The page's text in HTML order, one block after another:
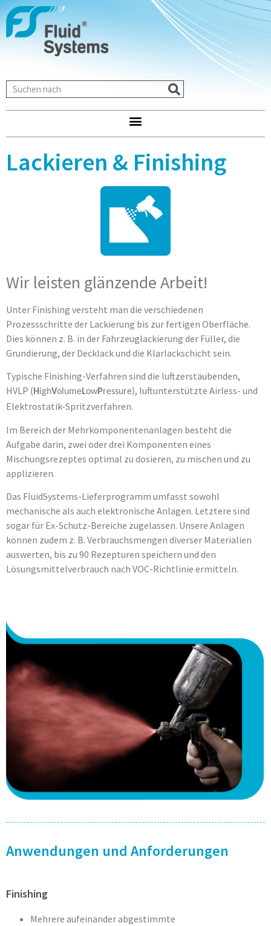
Lackieren & Finishing
Wir leisten glänzende Arbeit!
Unter Finishing versteht man die verschiedenen
Prozessschritte der Lackierung bis zur fertigen Oberfläche.
Dies können z. B. in der Fahrzeuglackierung der Füller, die
Grundierung, der Decklack und die Klarlackschicht sein.
Typische Finishing-Verfahren sind die luftzerstäubenden,
HVLP (HighVolumeLowPressure), luftunterstützte Airless- und
Elektrostatik-Spritzverfahren.
Im Bereich der Mehrkomponentenanlagen besteht die
Aufgabe darin, zwei oder drei Komponenten eines
Mischungsrezeptes optimal zu dosieren, zu mischen und zu
applizieren.
Das FluidSystems-Lieferprogramm umfasst sowohl
mechanische als auch elektronische Anlagen. Letztere sind
sogar für Ex-Schutz-Bereiche zugelassen. Unsere Anlagen
können zudem z. B. Verbrauchsmengen diverser Materialien
auswerten, bis zu 90 Rezepturen speichern und den
Lösungsmittelverbrauch nach VOC-Richtlinie ermitteln.
Anwendungen und Anforderungen
Finishing
Mehrere aufeinander abgestimmte